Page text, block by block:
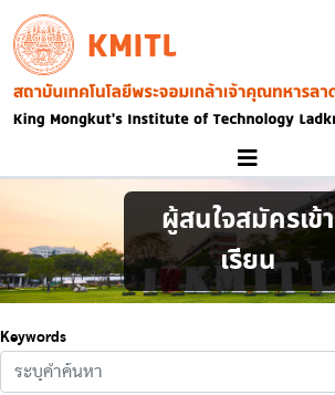
Skip to main content
KMITL
Image
ผู้สนใจสมัครเข้า
เรียน
Keywords